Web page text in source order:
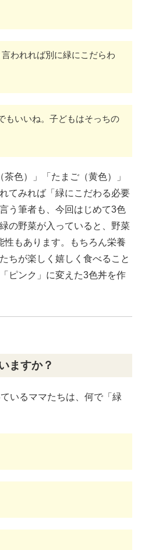
われれば別に緑にこだらわ
もいいね。子どもはそっちの
色）」「たまご（黄色）」
てみれば「緑にこだわる必要
う筆者も、今回はじめて3色
の野菜が入っていると、野菜
性もあります。もちろん栄養
ちが楽しく嬉しく食べること
ピンク」に変えた3色丼を作
ますか？
いるママたちは、何で「緑